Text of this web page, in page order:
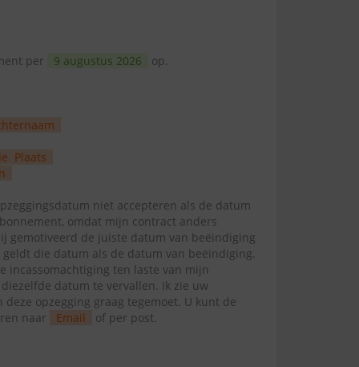
per 9 augustus 2026 op.
Plaats
niet accepteren als de datum
omdat mijn contract anders
gemotiveerd de juiste datum van beëindiging
die datum als de datum van beëindiging.
incassomachtiging ten laste van mijn
datum te vervallen. Ik zie uw
opzegging graag tegemoet. U kunt de
naar
Email of per post.